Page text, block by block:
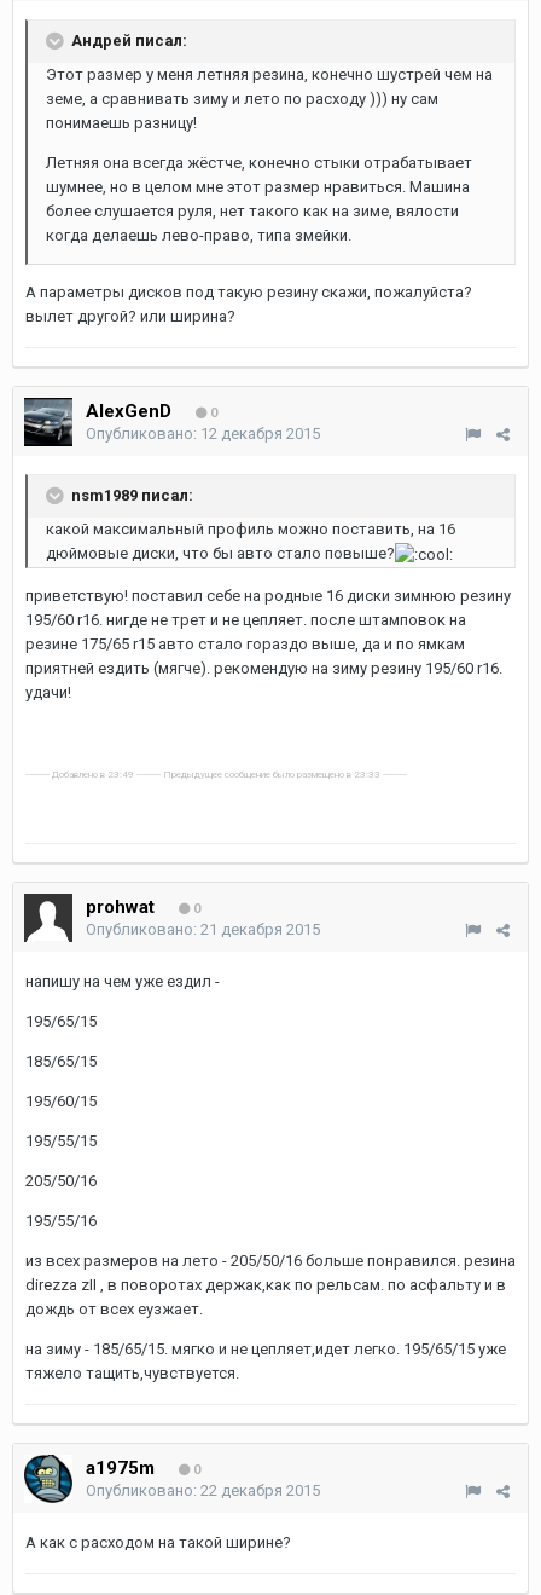
Андрей писал:
Этот размер у меня летняя резина, конечно шустрей чем на
земе, а сравнивать зиму и лето по расходу ))) ну сам
понимаешь разницу!
Летняя она всегда жёстче, конечно стыки отрабатывает
шумнее, но в целом мне этот размер нравиться. Машина
более слушается руля, нет такого как на зиме, вялости
когда делаешь лево-право, типа змейки.
А параметры дисков под такую резину скажи, пожалуйста?
вылет другой? или ширина?
AlexGenD 0
Опубликовано: 12 декабря 2015
nsm1989 писал:
какой максимальный профиль можно поставить, на 16
дюймовые диски, что бы авто стало повыше?
приветствую! поставил себе на родные 16 диски зимнюю резину
195/60 r16. нигде не трет и не цепляет. после штамповок на
резине 175/65 r15 авто стало гораздо выше, да и по ямкам
приятней ездить (мягче). рекомендую на зиму резину 195/60 r16.
удачи!
---------- Добавлено в 23:49 ---------- Предыдущее сообщение было размещено в 23:33 ----------
prohwat 0
Опубликовано: 21 декабря 2015
напишу на чем уже ездил -
195/65/15
185/65/15
195/60/15
195/55/15
205/50/16
195/55/16
из всех размеров на лето - 205/50/16 больше понравился. резина
direzza zII , в поворотах держак,как по рельсам. по асфальту и в
дождь от всех еузжает.
на зиму - 185/65/15. мягко и не цепляет,идет легко. 195/65/15 уже
тяжело тащить,чувствуется.
a1975m 0
Опубликовано: 22 декабря 2015
А как с расходом на такой ширине?